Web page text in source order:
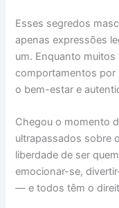
Esses segredos
apenas expressões
um. Enquanto
comportamentos por
o bem-estar e
Chegou o momento
ultrapassados sobre
liberdade de ser
emocionar-se,
— e todos têm o